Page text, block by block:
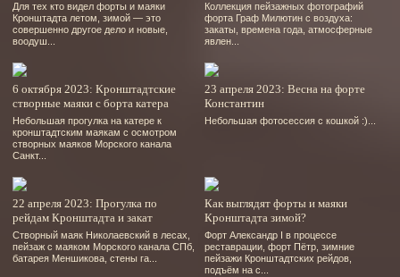
Для тех кто видел форты и маяки
Кронштадта летом, зимой — это
совершенно другое дело и новые,
воодуш...
Коллекция пейзажных фотографий
форта Граф Милютин с воздуха:
закаты, времена года, атмосферные
явлен...
6 октября 2023: Кронштадтские
створные маяки с борта катера
Небольшая прогулка на катере к
кронштадтским маякам с осмотром
створных маяков Морского канала
Санкт...
23 апреля 2023: Весна на форте
Константин
Небольшая фотосессия с кошкой :)...
22 апреля 2023: Прогулка по
рейдам Кронштадта и закат
Створный маяк Николаевский в лесах,
пейзаж с маяком Морского канала СПб,
батарея Меншикова, стены га...
Как выглядят форты и маяки
Кронштадта зимой?
Форт Александр І в процессе
реставрации, форт Пётр, зимние
пейзажи Кронштадтских рейдов,
подъём на с...